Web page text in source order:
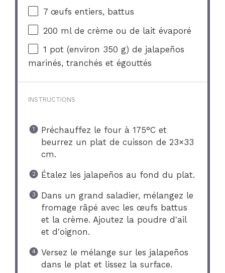
7 œufs entiers, battus
200 ml de crème ou de lait évaporé
1 pot (environ 350 g) de jalapeños
marinés, tranchés et égouttés
INSTRUCTIONS
Préchauffez le four à 175°C et
beurrez un plat de cuisson de 23×33
cm.
Étalez les jalapeños au fond du plat.
Dans un grand saladier, mélangez le
fromage râpé avec les œufs battus
et la crème. Ajoutez la poudre d'ail
et d'oignon.
Versez le mélange sur les jalapeños
dans le plat et lissez la surface.